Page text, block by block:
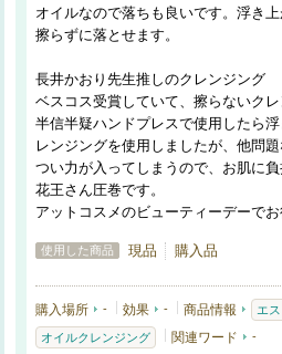
オイルなので落ちも良いです。浮き上
擦らずに落とせます。
長井かおり先生推しのクレンジング
ベスコス受賞していて、擦らないク
半信半疑ハンドプレスで使用したら
レンジングを使用しましたが、他問題
つい力が入ってしまうので、お肌に
花王さん圧巻です。
アットコスメのビューティーデーでお
使用した商品 現品 購入品
購入場所 - 効果 - 商品情報 エス
オイルクレンジング 関連ワード -